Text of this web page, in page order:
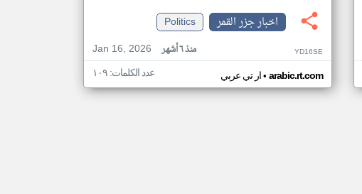
اخبار جزر القمر
Politics
Jan 16, 2026
منذ ٦ أشهر YD16SE
ار تي عربي• arabic.rt.com عدد الكلمات: ١٠٩